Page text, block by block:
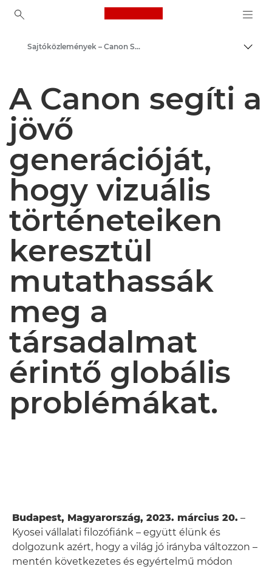
Canon Logo, back to
Sajtóközpont
Sajtóközlemények – Canon Sajtóközpont
A Canon segíti a
jövő
generációját,
hogy vizuális
történeteiken
keresztül
mutathassák
meg a
társadalmat
érintő globális
problémákat.
Budapest, Magyarország, 2023. március 20. –
Kyosei vállalati filozófiánk – együtt élünk és
dolgozunk azért, hogy a világ jó irányba változzon –
mentén következetes és egyértelmű módon